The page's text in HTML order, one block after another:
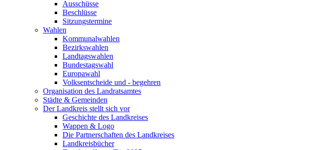
Ausschüsse
Beschlüsse
Sitzungstermine
Wahlen
Kommunalwahlen
Bezirkswahlen
Landtagswahlen
Bundestagswahl
Europawahl
Volksentscheide und - begehren
Organisation des Landratsamtes
Städte & Gemeinden
Der Landkreis stellt sich vor
Geschichte des Landkreises
Wappen & Logo
Die Partnerschaften des Landkreises
Landkreisbücher